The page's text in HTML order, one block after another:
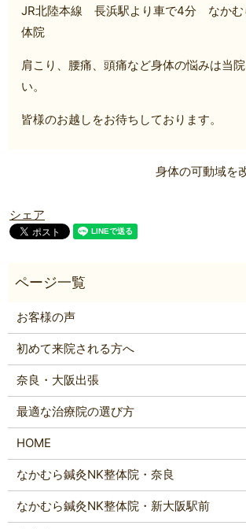
JR北陸本線 長浜駅より車で4分 なかむ
体院
肩こり、腰痛、頭痛など身体の悩みは当
い。
皆様のお越しをお待ちしております。
身体の可動域を
シェア
お客様の声
初めて来院される方へ
奈良・大阪出張
最適な治療院の選び方
HOME
なかむら鍼灸NK整体院・奈良
なかむら鍼灸NK整体院・新大阪駅前